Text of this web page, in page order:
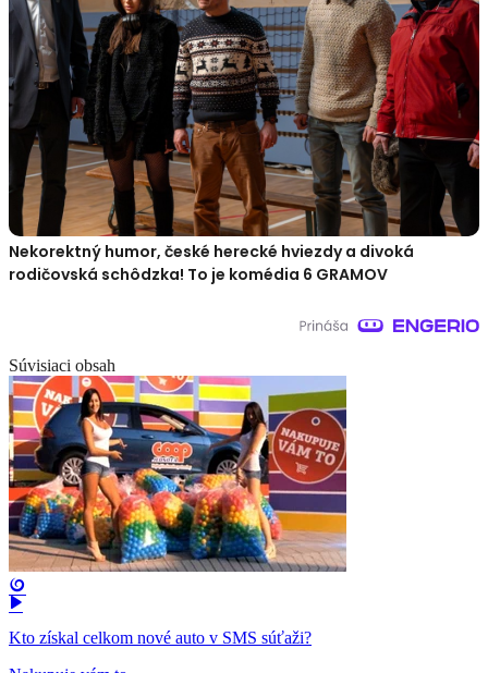
Nekorektný humor, české herecké hviezdy a divoká
rodičovská schôdzka! To je komédia 6 GRAMOV
Súvisiaci obsah
Kto získal celkom nové auto v SMS súťaži?